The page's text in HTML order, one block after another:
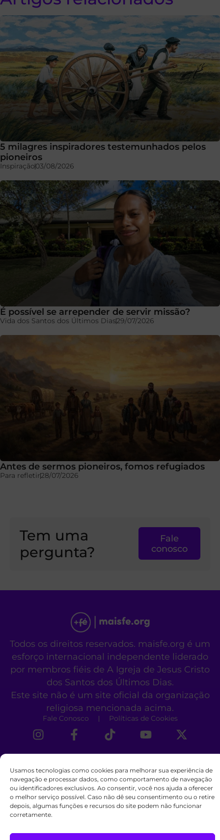
Usamos tecnologias como cookies para melhorar sua experiência de
navegação e processar dados, como comportamento de navegação
ou identificadores exclusivos. Ao consentir, você nos ajuda a oferecer
o melhor serviço possível. Caso não dê seu consentimento ou o retire
depois, algumas funções e recursos do site podem não funcionar
corretamente.
5 milagres inspiradores testemunhados pelos
pioneiros
Inspiração03/08/2026
É possível se arrepender de servir missão?
Vida dos Santos dos Últimos Dias29/07/2026
Antes de sermos pioneiros, fomos refugiados
Para refletir28/07/2026
Tem uma
pergunta?
Fale
conosco
Todos os direitos reservados. maisfe.org é um
esforço internacional independente liderado
por membros fiéis de A Igreja de Jesus Cristo
dos Santos dos Últimos Dias.
Este site não é um site oficial da organização
religiosa mencionada acima.
Fale Conosco Políticas de Cookies